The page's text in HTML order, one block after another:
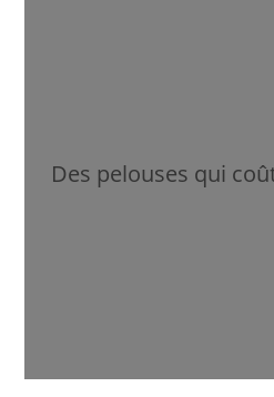
Des pelouses qui